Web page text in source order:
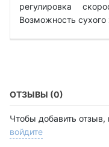
регулировка
Возможность сухого
ОТЗЫВЫ (0)
Чтобы добавить отзыв,
войдите